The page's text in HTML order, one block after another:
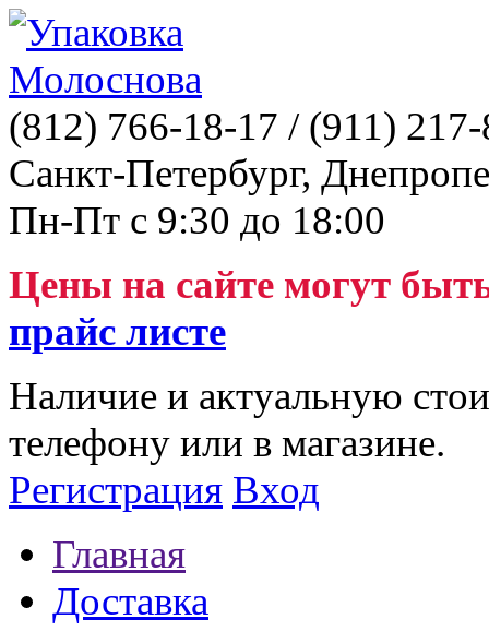
(812) 766-18-17 / (911)
Санкт-Петербург,
Пн-Пт с 9:30 до 18:00
Цены на сайте могут
прайс листе
Наличие и актуальную
телефону или в магазине.
Регистрация Вход
Главная
Доставка